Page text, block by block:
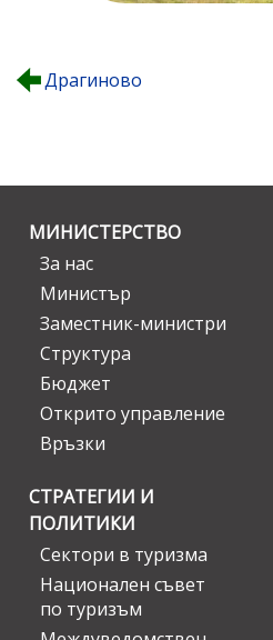
Драгиново
МИНИСТЕРСТВО
За нас
Министър
Заместник-министри
Структура
Бюджет
Открито управление
Връзки
СТРАТЕГИИ И
ПОЛИТИКИ
Сектори в туризма
Национален съвет
по туризъм